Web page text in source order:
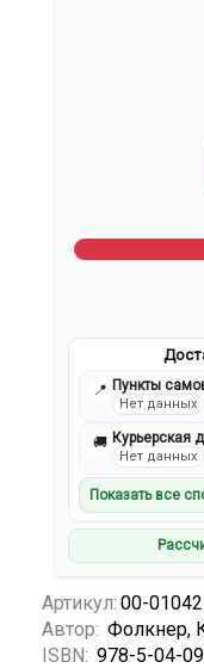
📍 Пункты
Нет данных
🚚 Курьерская
Нет данных
Показать все
Артикул: 00-
Автор: Фолкнер,
ISBN: 978-5-04-